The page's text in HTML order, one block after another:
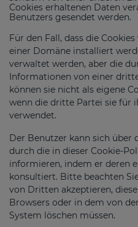
Cookies erhaltenen Daten
Benutzers gesendet werden.
Für den Fall, dass die
einer Domäne installiert
verwaltet werden, aber die
Informationen von einer
können sie nicht als eigene
wenn die dritte Partei sie für
verwendet.
Der Benutzer kann sich über
durch die in dieser Cookie-
informieren, indem er deren
konsultiert. Bitte beachten
von Dritten akzeptieren,
Browsers oder in dem von
System löschen müssen.